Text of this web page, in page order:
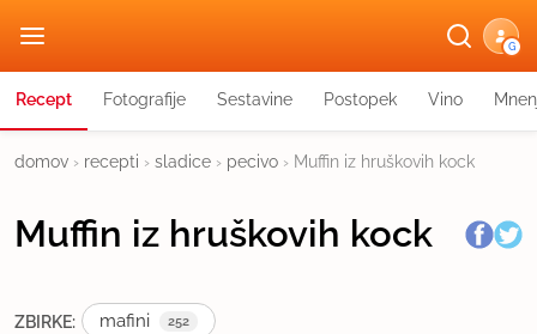
G
Recept Fotografije Sestavine Postopek Vino
domov › recepti › sladice › pecivo › Muffin iz hruškovih kock
Muffin iz hruškovih kock
ZBIRKE: mafini 252